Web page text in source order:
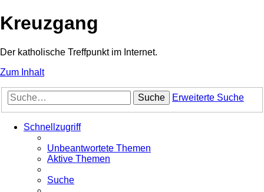
Kreuzgang
Der katholische Treffpunkt im Internet.
Zum Inhalt
Suche Erweiterte Suche
Schnellzugriff
Unbeantwortete Themen
Aktive Themen
Suche